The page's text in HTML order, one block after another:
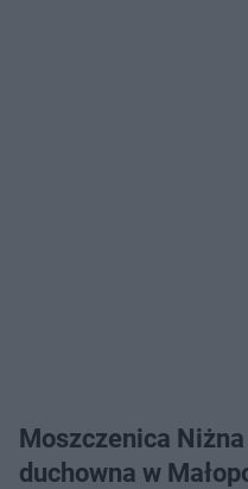
Moszczenica
duchowna w